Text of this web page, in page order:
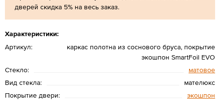
дверей скидка 5% на весь заказ.
Характеристики:
Артикул:
каркас полотна из соснового бруса, покрытие
экошпон SmartFoil EVO
Стекло:
матовое
Вид стекла:
мателюкс
Покрытие двери:
экошпон